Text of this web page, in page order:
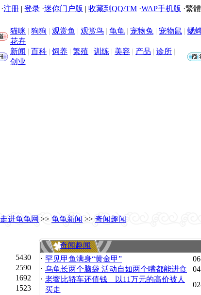
·注册 | 登录 ·迷你门户版 | 收藏到QQ/TM ·WAP手机版 ·繁
猫咪 | 狗狗 | 观赏鱼 | 观赏鸟 | 龟龟 | 宠物兔 | 宠物鼠 | 蟋
花卉
新闻 | 百科 | 饲养 | 繁殖 | 训练 | 美容 | 产品 | 诊所 |
创业
走进龟龟网 >> 龟龟新闻 >> 奇闻趣闻
5430
2590
1692
1523
奇闻趣闻
· 罕见甲鱼满身“黄金甲”
· 乌龟长两个脑袋 活动自如两个嘴都能进食
· 老鳖比轿车还值钱 以11万元的高价被人
买走